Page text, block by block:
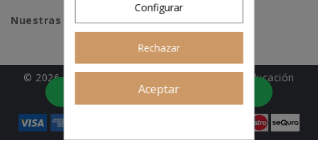
Nuestras tiendas
© 2026 - Patitas&co, Alimentación natural y educación
amable
Asesoramiento personalizado
Configurar
Rechazar
Aceptar